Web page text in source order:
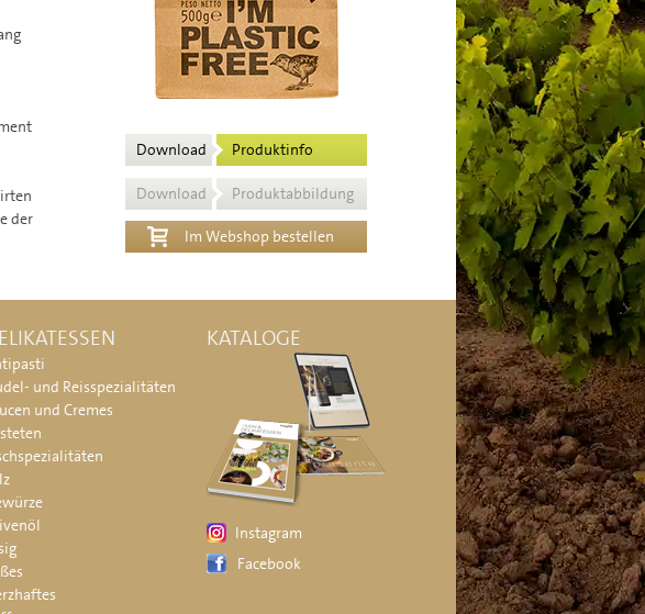
der
Download Produktinfo
Download Produktabbildung
Im Webshop bestellen
und Reisspezialitäten
und Cremes
KATALOGE
Instagram
Facebook